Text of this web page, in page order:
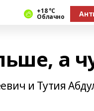
+18 °С
Облачно
а
и Тутия